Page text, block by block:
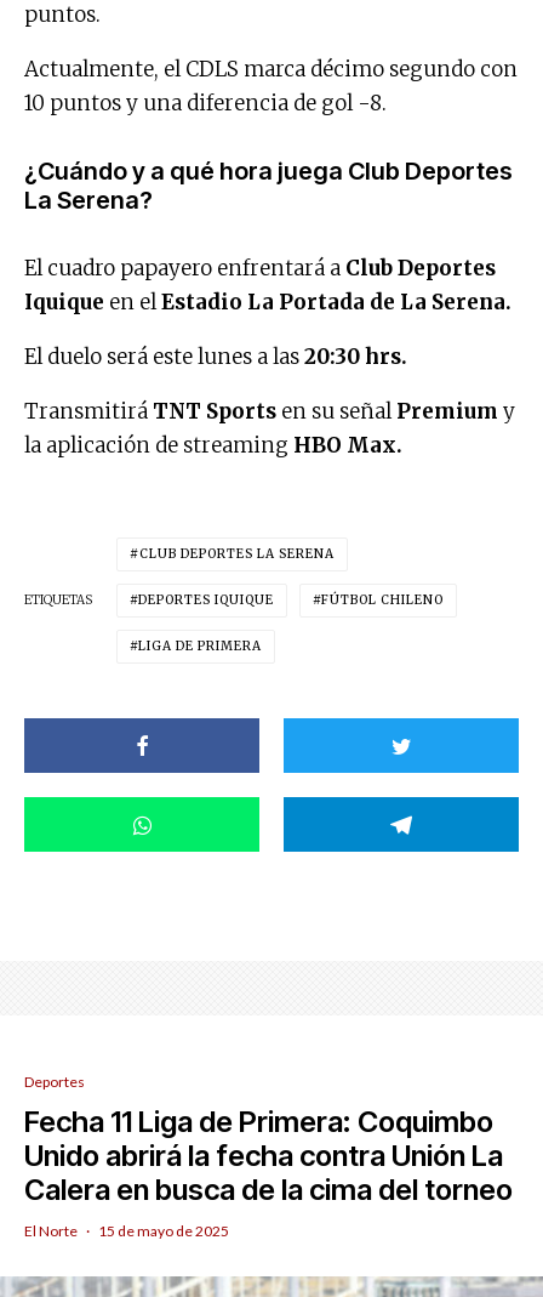
puntos.
Actualmente, el CDLS marca décimo segundo con
10 puntos y una diferencia de gol -8.
¿Cuándo y a qué hora juega Club Deportes
La Serena?
El cuadro papayero enfrentará a Club Deportes
Iquique en elEstadio La Portada de La Serena.
El duelo será este lunes a las20:30 hrs.
Transmitirá TNT Sports en su señalPremium y
la aplicación de streaming HBO Max.
ETIQUETAS
CLUB DEPORTES LA SERENA
DEPORTES IQUIQUE FÚTBOL CHILENO
LIGA DE PRIMERA
Deportes
Fecha 11 Liga de Primera: Coquimbo
Unido abrirá la fecha contra Unión La
Calera en busca de la cima del torneo
El Norte · 15 de mayo de 2025